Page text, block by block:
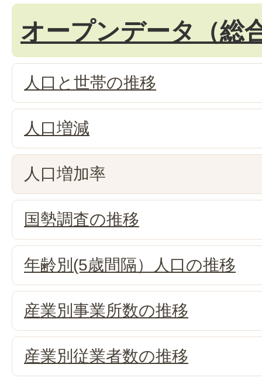
オープンデータ（総
人口と世帯の推移
人口増減
人口増加率
国勢調査の推移
年齢別(5歳間隔）人口の推移
産業別事業所数の推移
産業別従業者数の推移